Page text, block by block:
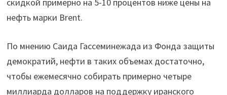
нефть марки Brent.
По мнению Саида Гассеминежада из Фонда защиты
демократий, нефти в таких объемах достаточно,
чтобы ежемесячно собирать примерно четыре
миллиарда долларов на поддержку иранского